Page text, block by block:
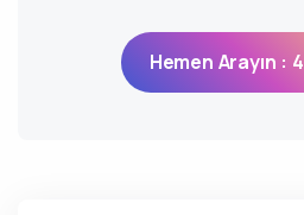
Hemen Arayın :